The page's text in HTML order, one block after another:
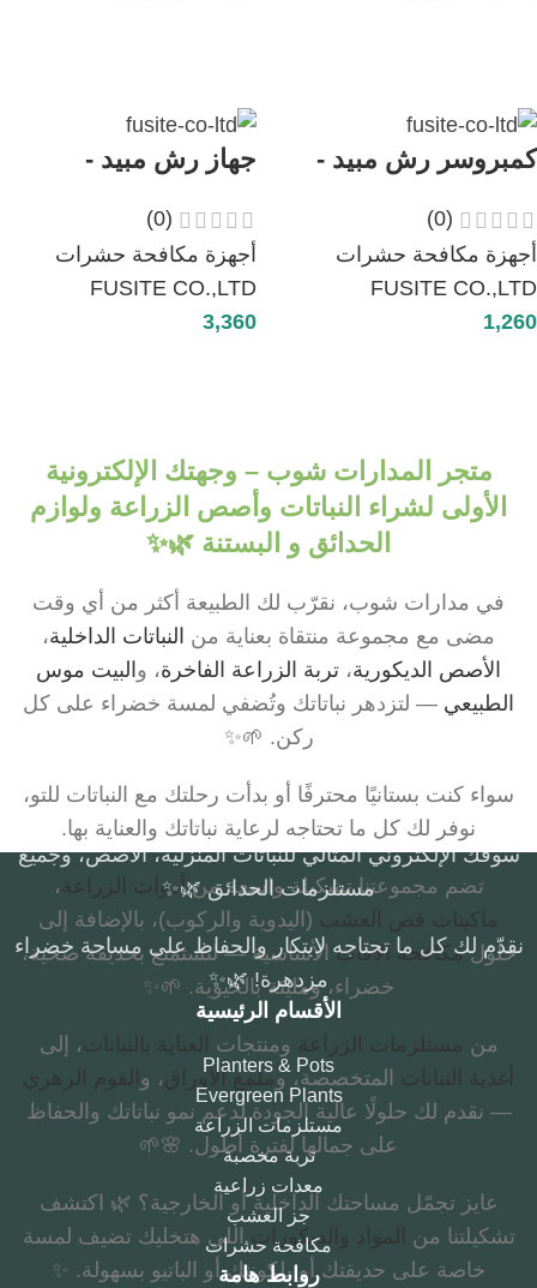
كمبروسر رش مبيد -
(0)
أجهزة مكافحة حشرات
FUSITE CO.,LTD
1,260
جهاز رش مبيد -
(0)
أجهزة مكافحة حشرات
FUSITE CO.,LTD
3,360
متجر المدارات شوب – وجهتك الإلكترونية
الأولى لشراء النباتات وأصص الزراعة ولوازم
الحدائق و البستنة 🌿✨
في مدارات شوب، نقرّب لك الطبيعة أكثر من أي وقت
مضى مع مجموعة منتقاة بعناية من النباتات الداخلية،
الأصص الديكورية، تربة الزراعة الفاخرة، والبيت موس
الطبيعي — لتزدهر نباتاتك وتُضفي لمسة خضراء على كل
ركن. 🌱✨
سواء كنت بستانيًا محترفًا أو بدأت رحلتك مع النباتات للتو،
نوفر لك كل ما تحتاجه لرعاية نباتاتك والعناية بها.
تضم مجموعتنا تشكيلة واسعة منأدوات الزراعة ،
ماكينات قص العشب
(اليدوية والركوب)، بالإضافة إلى
حلولمكافحة الآفاتالأساسية — لتستمتع بحديقة صحية،
خضراء، ومليئة بالحيوية. 🌱✨
من مستلزمات الزراعة ومنتجات العناية بالنباتات ، إلى
أغذية النباتات
المتخصصة، وملمع الأوراق ، و الفوم الزهري
— نقدم لك حلولًا عالية الجودة لدعم نمو نباتاتك والحفاظ
على جمالها لفترة أطول. 🌸🌱
عايز تجمّل مساحتك الداخلية أو الخارجية؟ 🌿 اكتشف
تشكيلتنا من
المواد والديكورات اللي هتخليك تضيف لمسة
خاصة على حديقتك أو بلكونتك أو الباتيو بسهولة. ✨
سوقك الإلكتروني المثالي للنباتات المنزلية، الأصص، وجميع
مستلزمات الحدائق 🌿✨
نقدّم لك كل ما تحتاجه لابتكار والحفاظ على مساحة خضراء
مزدهرة! 🌿✨
الأقسام الرئيسية
Planters & Pots
Evergreen Plants
مستلزمات الزراعة
تربة مخصبة
معدات زراعية
جز العشب
مكافحة حشرات
روابط هامة